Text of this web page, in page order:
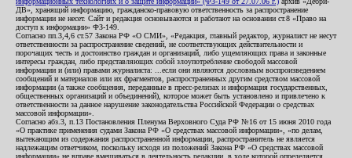
ДВ», хранящий информацию, гражданско-правовую ответственность за распространение
информации не несет. Сайт и редакция основываются и работают на основании ст.8 «Право на
доступ к информации» ФЗ-149.
Согласно пп.3,4,6 ст.57 Закона РФ «О СМИ», «Редакция, главный редактор, журналист не несут
ответственности за распространение сведений, не соответствующих действительности и
порочащих честь и достоинство граждан и организаций, либо ущемляющих права и законные
интересы граждан, либо представляющих собой злоупотребление свободой массовой
информации и (или) правами журналиста: ...если они являются дословным воспроизведением
сообщений и материалов или их фрагментов, распространенных другим средством массовой
информации (а также сообщения, переданные в пресс-релизах и информация государственных,
общественных организаций и объединений), которое может быть установлено и привлечено к
ответственности за данное нарушение законодательства Российской Федерации о средствах
массовой информации».
Согласно абз.3, п.13 Постановления Пленума Верховного Суда РФ №16 от 15 июня 2010 года
«О практике применения судами Закона РФ «О средствах массовой информации», «по делам,
вытекающим из содержания распространенной информации, распространитель не является
надлежащим ответчиком, поскольку исходя из положений Закона РФ «О средствах массовой
информации» не вправе вмешиваться в деятельность редакции, в ходе которой определяется